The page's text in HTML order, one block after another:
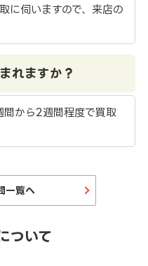
に伺いますので、来店の
れますか？
間から2週間程度で買取
一覧へ
ついて